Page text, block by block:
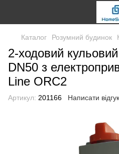
Каталог Розумний будинок
2-ходовий
DN50 з
Line ORC2
Артикул: 201166 Написати відгук